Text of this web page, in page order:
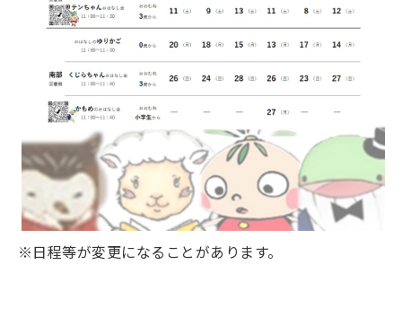
※日程等が変更になることがあります。